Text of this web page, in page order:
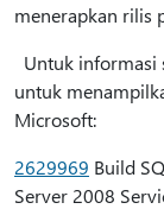
menerapkan rilis
Untuk informasi
untuk
Microsoft:
2629969 Build
Server 2008